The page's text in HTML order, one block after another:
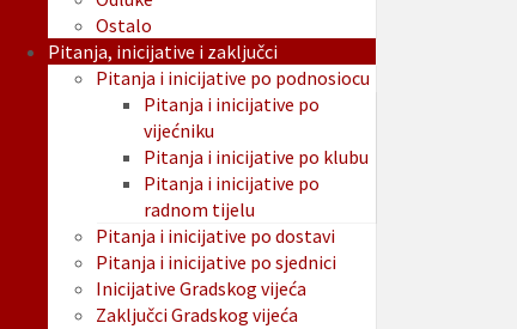
Ostalo
Pitanja, inicijative i zaključci
Pitanja i inicijative po podnosiocu
Pitanja i inicijative po
vijećniku
Pitanja i inicijative po klubu
Pitanja i inicijative po
radnom tijelu
Pitanja i inicijative po dostavi
Pitanja i inicijative po sjednici
Inicijative Gradskog vijeća
Zaključci Gradskog vijeća